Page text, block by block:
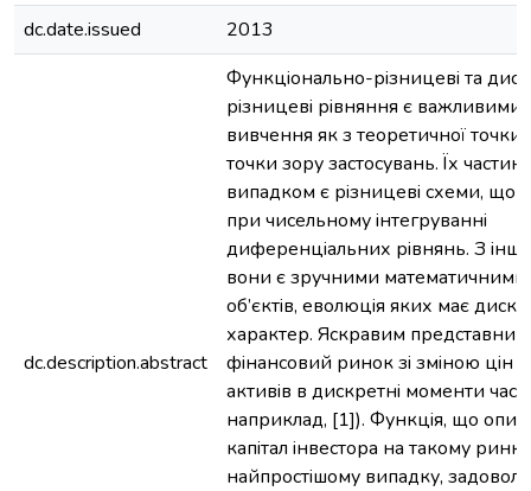
dc.date.issued
2013
dc.description.abstract
Функцiонально-рiзницевi та
рiзницевi рiвняння є важливими
вивчення як з теоретичної точки
точки зору застосувань. Їх
випадком є рiзницевi схеми, що
при чисельному iнтегруваннi
диференцiальних рiвнянь. З
вони є зручними
об’єктiв, еволюцiя яких має
характер. Яскравим
фiнансовий ринок зi змiною цiн
активiв в дискретнi моменти часу
наприклад, [1]). Функцiя, що
капiтал iнвестора на такому
найпростiшому випадку,